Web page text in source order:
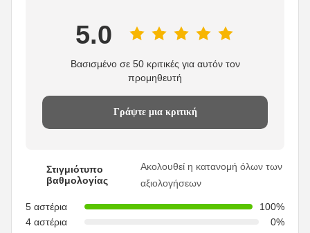
5.0
Βασισμένο σε 50 κριτικές για αυτόν τον
προμηθευτή
Γράψτε μια κριτική
Στιγμιότυπο
βαθμολογίας
Ακολουθεί η κατανομή όλων των
αξιολογήσεων
5 αστέρια
100%
4 αστέρια
0%